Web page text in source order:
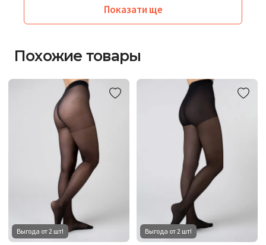
Показати ще
Похожие товары
Выгода от 2 шт! Выгода от 2 шт!